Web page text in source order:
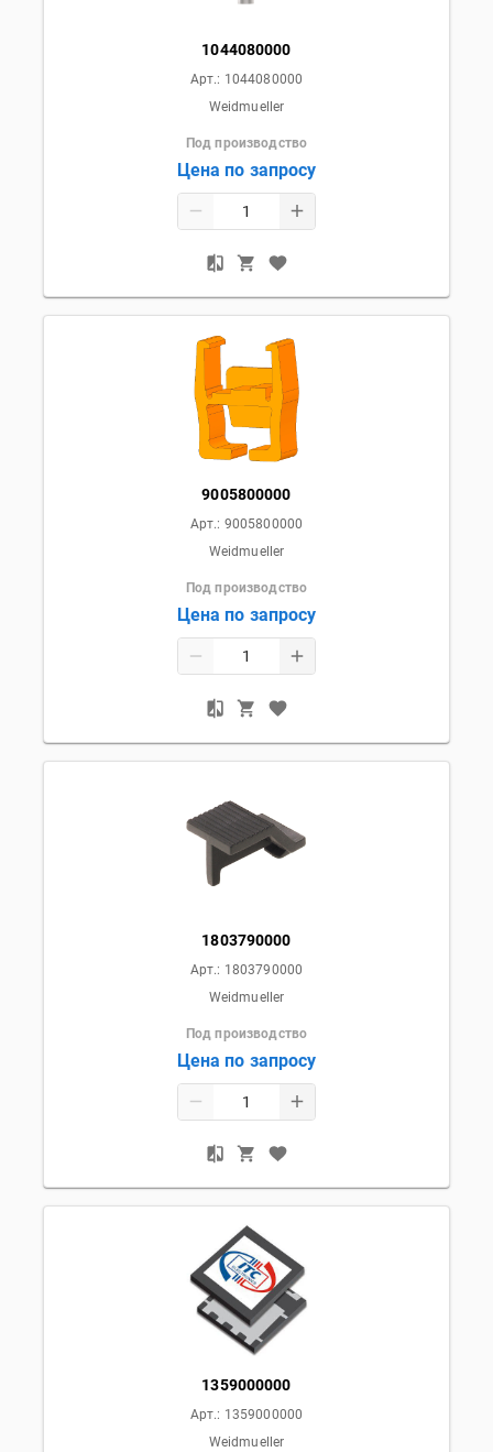
1044080000
Арт.: 1044080000
Weidmueller
Под производство
Цена по запросу
9005800000
Арт.: 9005800000
Weidmueller
Под производство
Цена по запросу
1803790000
Арт.: 1803790000
Weidmueller
Под производство
Цена по запросу
1359000000
Арт.: 1359000000
Weidmueller